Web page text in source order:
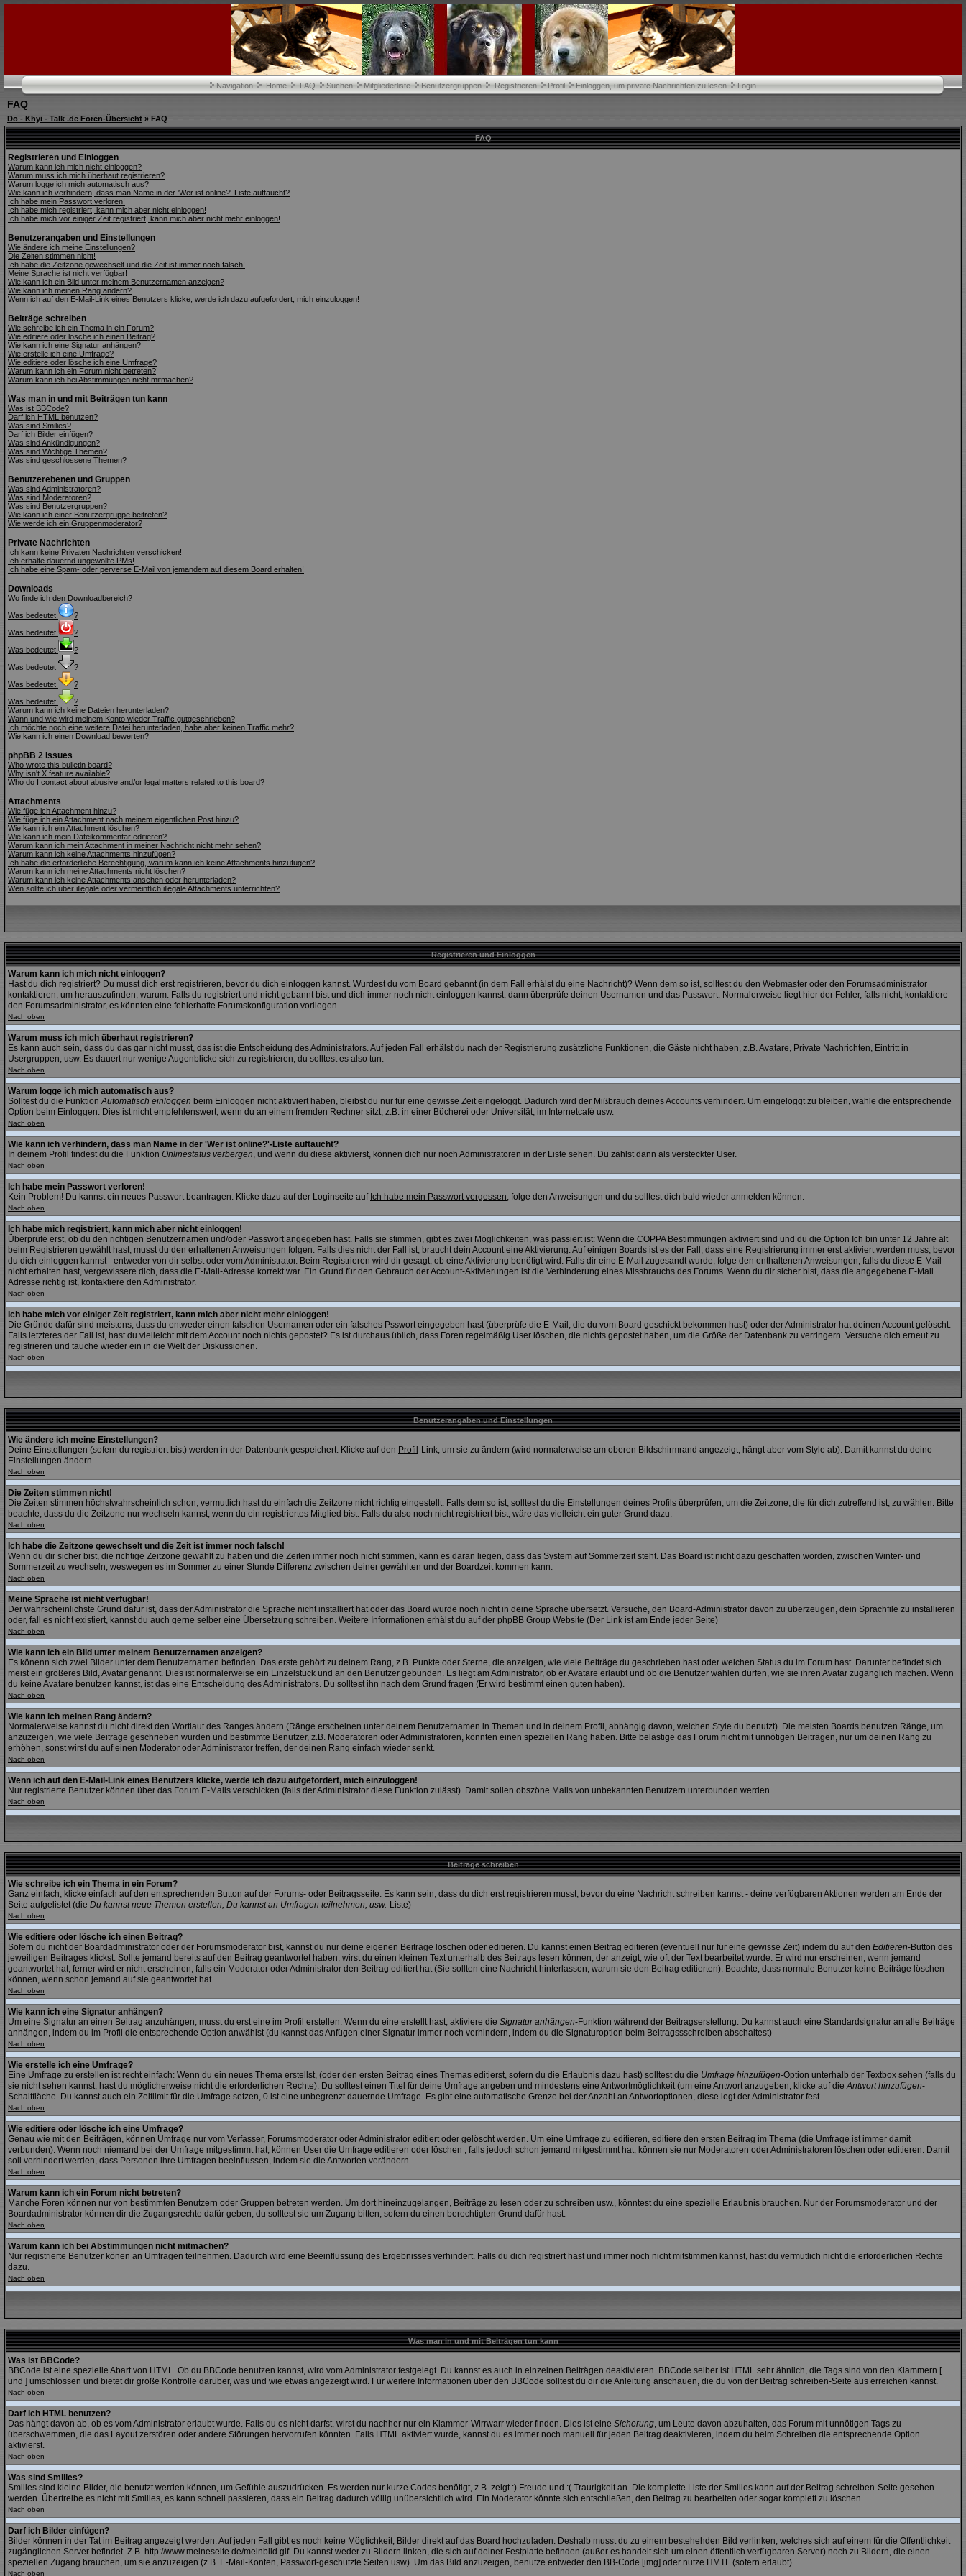
Navigation Home FAQ Suchen Mitgliederliste Benutzergruppen Registrieren Profil Einloggen, um private Nachrichten zu lesen Login
FAQ
Do - Khyi - Talk .de Foren-Übersicht » FAQ
FAQ
Registrieren und Einloggen
Warum kann ich mich nicht einloggen?
Warum muss ich mich überhaut registrieren?
Warum logge ich mich automatisch aus?
Wie kann ich verhindern, dass man Name in der 'Wer ist online?'-Liste auftaucht?
Ich habe mein Passwort verloren!
Ich habe mich registriert, kann mich aber nicht einloggen!
Ich habe mich vor einiger Zeit registriert, kann mich aber nicht mehr einloggen!
Benutzerangaben und Einstellungen
Wie ändere ich meine Einstellungen?
Die Zeiten stimmen nicht!
Ich habe die Zeitzone gewechselt und die Zeit ist immer noch falsch!
Meine Sprache ist nicht verfügbar!
Wie kann ich ein Bild unter meinem Benutzernamen anzeigen?
Wie kann ich meinen Rang ändern?
Wenn ich auf den E-Mail-Link eines Benutzers klicke, werde ich dazu aufgefordert, mich einzuloggen!
Beiträge schreiben
Wie schreibe ich ein Thema in ein Forum?
Wie editiere oder lösche ich einen Beitrag?
Wie kann ich eine Signatur anhängen?
Wie erstelle ich eine Umfrage?
Wie editiere oder lösche ich eine Umfrage?
Warum kann ich ein Forum nicht betreten?
Warum kann ich bei Abstimmungen nicht mitmachen?
Was man in und mit Beiträgen tun kann
Was ist BBCode?
Darf ich HTML benutzen?
Was sind Smilies?
Darf ich Bilder einfügen?
Was sind Ankündigungen?
Was sind Wichtige Themen?
Was sind geschlossene Themen?
Benutzerebenen und Gruppen
Was sind Administratoren?
Was sind Moderatoren?
Was sind Benutzergruppen?
Wie kann ich einer Benutzergruppe beitreten?
Wie werde ich ein Gruppenmoderator?
Private Nachrichten
Ich kann keine Privaten Nachrichten verschicken!
Ich erhalte dauernd ungewollte PMs!
Ich habe eine Spam- oder perverse E-Mail von jemandem auf diesem Board erhalten!
Downloads
Wo finde ich den Downloadbereich?
Was bedeutet
?
Was bedeutet
?
Was bedeutet
?
Was bedeutet
?
Was bedeutet
?
Was bedeutet
?
Warum kann ich keine Dateien herunterladen?
Wann und wie wird meinem Konto wieder Traffic gutgeschrieben?
Ich möchte noch eine weitere Datei herunterladen, habe aber keinen Traffic mehr?
Wie kann ich einen Download bewerten?
phpBB 2 Issues
Who wrote this bulletin board?
Why isn't X feature available?
Who do I contact about abusive and/or legal matters related to this board?
Attachments
Wie füge ich Attachment hinzu?
Wie füge ich ein Attachment nach meinem eigentlichen Post hinzu?
Wie kann ich ein Attachment löschen?
Wie kann ich mein Dateikommentar editieren?
Warum kann ich mein Attachment in meiner Nachricht nicht mehr sehen?
Warum kann ich keine Attachments hinzufügen?
Ich habe die erforderliche Berechtigung, warum kann ich keine Attachments hinzufügen?
Warum kann ich meine Attachments nicht löschen?
Warum kann ich keine Attachments ansehen oder herunterladen?
Wen sollte ich über illegale oder vermeintlich illegale Attachments unterrichten?
Registrieren und Einloggen
Warum kann ich mich nicht einloggen?
Hast du dich registriert? Du musst dich erst registrieren, bevor du dich einloggen kannst. Wurdest du vom Board gebannt (in dem Fall erhälst du eine Nachricht)? Wenn dem so ist, solltest du den Webmaster oder den Forumsadministrator
kontaktieren, um herauszufinden, warum. Falls du registriert und nicht gebannt bist und dich immer noch nicht einloggen kannst, dann überprüfe deinen Usernamen und das Passwort. Normalerweise liegt hier der Fehler, falls nicht, kontaktiere
den Forumsadministrator, es könnten eine fehlerhafte Forumskonfiguration vorliegen.
Nach oben
Warum muss ich mich überhaut registrieren?
Es kann auch sein, dass du das gar nicht musst, das ist die Entscheidung des Administrators. Auf jeden Fall erhälst du nach der Registrierung zusätzliche Funktionen, die Gäste nicht haben, z.B. Avatare, Private Nachrichten, Eintritt in
Usergruppen, usw. Es dauert nur wenige Augenblicke sich zu registrieren, du solltest es also tun.
Nach oben
Warum logge ich mich automatisch aus?
Solltest du die FunktionAutomatisch einloggen beim Einloggen nicht aktiviert haben, bleibst du nur für eine gewisse Zeit eingeloggt. Dadurch wird der Mißbrauch deines Accounts verhindert. Um eingeloggt zu bleiben, wähle die entsprechende
Option beim Einloggen. Dies ist nicht empfehlenswert, wenn du an einem fremden Rechner sitzt, z.B. in einer Bücherei oder Universität, im Internetcafé usw.
Nach oben
Wie kann ich verhindern, dass man Name in der 'Wer ist online?'-Liste auftaucht?
In deinem Profil findest du die Funktion Onlinestatus verbergen, und wenn du diese aktivierst, können dich nur noch Administratoren in der Liste sehen. Du zählst dann als versteckter User.
Nach oben
Ich habe mein Passwort verloren!
Kein Problem! Du kannst ein neues Passwort beantragen. Klicke dazu auf der Loginseite auf Ich habe mein Passwort vergessen, folge den Anweisungen und du solltest dich bald wieder anmelden können.
Nach oben
Ich habe mich registriert, kann mich aber nicht einloggen!
Überprüfe erst, ob du den richtigen Benutzernamen und/oder Passwort angegeben hast. Falls sie stimmen, gibt es zwei Möglichkeiten, was passiert ist: Wenn die COPPA Bestimmungen aktiviert sind und du die Option Ich bin unter 12 Jahre alt
beim Registrieren gewählt hast, musst du den erhaltenen Anweisungen folgen. Falls dies nicht der Fall ist, braucht dein Account eine Aktivierung. Auf einigen Boards ist es der Fall, dass eine Registrierung immer erst aktiviert werden muss, bevor
du dich einloggen kannst - entweder von dir selbst oder vom Administrator. Beim Registrieren wird dir gesagt, ob eine Aktivierung benötigt wird. Falls dir eine E-Mail zugesandt wurde, folge den enthaltenen Anweisungen, falls du diese E-Mail
nicht erhalten hast, vergewissere dich, dass die E-Mail-Adresse korrekt war. Ein Grund für den Gebrauch der Account-Aktivierungen ist die Verhinderung eines Missbrauchs des Forums. Wenn du dir sicher bist, dass die angegebene E-Mail
Adresse richtig ist, kontaktiere den Administrator.
Nach oben
Ich habe mich vor einiger Zeit registriert, kann mich aber nicht mehr einloggen!
Die Gründe dafür sind meistens, dass du entweder einen falschen Usernamen oder ein falsches Psswort eingegeben hast (überprüfe die E-Mail, die du vom Board geschickt bekommen hast) oder der Administrator hat deinen Account gelöscht.
Falls letzteres der Fall ist, hast du vielleicht mit dem Account noch nichts gepostet? Es ist durchaus üblich, dass Foren regelmäßig User löschen, die nichts gepostet haben, um die Größe der Datenbank zu verringern. Versuche dich erneut zu
registrieren und tauche wieder ein in die Welt der Diskussionen.
Nach oben
Benutzerangaben und Einstellungen
Wie ändere ich meine Einstellungen?
Deine Einstellungen (sofern du registriert bist) werden in der Datenbank gespeichert. Klicke auf den Profil -Link, um sie zu ändern (wird normalerweise am oberen Bildschirmrand angezeigt, hängt aber vom Style ab). Damit kannst du deine
Einstellungen ändern
Nach oben
Die Zeiten stimmen nicht!
Die Zeiten stimmen höchstwahrscheinlich schon, vermutlich hast du einfach die Zeitzone nicht richtig eingestellt. Falls dem so ist, solltest du die Einstellungen deines Profils überprüfen, um die Zeitzone, die für dich zutreffend ist, zu wählen. Bitte
beachte, dass du die Zeitzone nur wechseln kannst, wenn du ein registriertes Mitglied bist. Falls du also noch nicht registriert bist, wäre das vielleicht ein guter Grund dazu.
Nach oben
Ich habe die Zeitzone gewechselt und die Zeit ist immer noch falsch!
Wenn du dir sicher bist, die richtige Zeitzone gewählt zu haben und die Zeiten immer noch nicht stimmen, kann es daran liegen, dass das System auf Sommerzeit steht. Das Board ist nicht dazu geschaffen worden, zwischen Winter- und
Sommerzeit zu wechseln, weswegen es im Sommer zu einer Stunde Differenz zwischen deiner gewählten und der Boardzeit kommen kann.
Nach oben
Meine Sprache ist nicht verfügbar!
Der wahrscheinlichste Grund dafür ist, dass der Administrator die Sprache nicht installiert hat oder das Board wurde noch nicht in deine Sprache übersetzt. Versuche, den Board-Administrator davon zu überzeugen, dein Sprachfile zu installieren
oder, fall es nicht existiert, kannst du auch gerne selber eine Übersetzung schreiben. Weitere Informationen erhälst du auf der phpBB Group Website (Der Link ist am Ende jeder Seite)
Nach oben
Wie kann ich ein Bild unter meinem Benutzernamen anzeigen?
Es könenn sich zwei Bilder unter dem Benutzernamen befinden. Das erste gehört zu deinem Rang, z.B. Punkte oder Sterne, die anzeigen, wie viele Beiträge du geschrieben hast oder welchen Status du im Forum hast. Darunter befindet sich
meist ein größeres Bild, Avatar genannt. Dies ist normalerweise ein Einzelstück und an den Benutzer gebunden. Es liegt am Administrator, ob er Avatare erlaubt und ob die Benutzer wählen dürfen, wie sie ihren Avatar zugänglich machen. Wenn
du keine Avatare benutzen kannst, ist das eine Entscheidung des Administrators. Du solltest ihn nach dem Grund fragen (Er wird bestimmt einen guten haben).
Nach oben
Wie kann ich meinen Rang ändern?
Normalerweise kannst du nicht direkt den Wortlaut des Ranges ändern (Ränge erscheinen unter deinem Benutzernamen in Themen und in deinem Profil, abhängig davon, welchen Style du benutzt). Die meisten Boards benutzen Ränge, um
anzuzeigen, wie viele Beiträge geschrieben wurden und bestimmte Benutzer, z.B. Moderatoren oder Administratoren, könnten einen speziellen Rang haben. Bitte belästige das Forum nicht mit unnötigen Beiträgen, nur um deinen Rang zu
erhöhen, sonst wirst du auf einen Moderator oder Administrator treffen, der deinen Rang einfach wieder senkt.
Nach oben
Wenn ich auf den E-Mail-Link eines Benutzers klicke, werde ich dazu aufgefordert, mich einzuloggen!
Nur registrierte Benutzer können über das Forum E-Mails verschicken (falls der Administrator diese Funktion zulässt). Damit sollen obszöne Mails von unbekannten Benutzern unterbunden werden.
Nach oben
Beiträge schreiben
Wie schreibe ich ein Thema in ein Forum?
Ganz einfach, klicke einfach auf den entsprechenden Button auf der Forums- oder Beitragsseite. Es kann sein, dass du dich erst registrieren musst, bevor du eine Nachricht schreiben kannst - deine verfügbaren Aktionen werden am Ende der
Seite aufgelistet (die Du kannst neue Themen erstellen, Du kannst an Umfragen teilnehmen, usw.-Liste)
Nach oben
Wie editiere oder lösche ich einen Beitrag?
Sofern du nicht der Boardadministrator oder der Forumsmoderator bist, kannst du nur deine eigenen Beiträge löschen oder editieren. Du kannst einen Beitrag editieren (eventuell nur für eine gewisse Zeit) indem du auf den Editieren-Button des
jeweiligen Beitrages klickst. Sollte jemand bereits auf den Beitrag geantwortet haben, wirst du einen kleinen Text unterhalb des Beitrags lesen können, der anzeigt, wie oft der Text bearbeitet wurde. Er wird nur erscheinen, wenn jemand
geantwortet hat, ferner wird er nicht erscheinen, falls ein Moderator oder Administrator den Beitrag editiert hat (Sie sollten eine Nachricht hinterlassen, warum sie den Beitrag editierten). Beachte, dass normale Benutzer keine Beiträge löschen
können, wenn schon jemand auf sie geantwortet hat.
Nach oben
Wie kann ich eine Signatur anhängen?
Um eine Signatur an einen Beitrag anzuhängen, musst du erst eine im Profil erstellen. Wenn du eine erstellt hast, aktiviere die Signatur anhängen-Funktion während der Beitragserstellung. Du kannst auch eine Standardsignatur an alle Beiträge
anhängen, indem du im Profil die entsprechende Option anwählst (du kannst das Anfügen einer Signatur immer noch verhindern, indem du die Signaturoption beim Beitragssschreiben abschaltest)
Nach oben
Wie erstelle ich eine Umfrage?
Eine Umfrage zu erstellen ist recht einfach: Wenn du ein neues Thema erstellst, (oder den ersten Beitrag eines Themas editierst, sofern du die Erlaubnis dazu hast) solltest du die Umfrage hinzufügen-Option unterhalb der Textbox sehen (falls du
sie nicht sehen kannst, hast du möglicherweise nicht die erforderlichen Rechte). Du solltest einen Titel für deine Umfrage angeben und mindestens eine Antwortmöglichkeit (um eine Antwort anzugeben, klicke auf dieAntwort hinzufügen-
Schaltfläche. Du kannst auch ein Zeitlimit für die Umfrage setzen, 0 ist eine unbegrenzt dauernde Umfrage. Es gibt eine automatische Grenze bei der Anzahl an Antwortoptionen, diese legt der Administrator fest.
Nach oben
Wie editiere oder lösche ich eine Umfrage?
Genau wie mit den Beiträgen, können Umfrage nur vom Verfasser, Forumsmoderator oder Administrator editiert oder gelöscht werden. Um eine Umfrage zu editieren, editiere den ersten Beitrag im Thema (die Umfrage ist immer damit
verbunden). Wenn noch niemand bei der Umfrage mitgestimmt hat, können User die Umfrage editieren oder löschen , falls jedoch schon jemand mitgestimmt hat, können sie nur Moderatoren oder Administratoren löschen oder editieren. Damit
soll verhindert werden, dass Personen ihre Umfragen beeinflussen, indem sie die Antworten verändern.
Nach oben
Warum kann ich ein Forum nicht betreten?
Manche Foren können nur von bestimmten Benutzern oder Gruppen betreten werden. Um dort hineinzugelangen, Beiträge zu lesen oder zu schreiben usw., könntest du eine spezielle Erlaubnis brauchen. Nur der Forumsmoderator und der
Boardadministrator können dir die Zugangsrechte dafür geben, du solltest sie um Zugang bitten, sofern du einen berechtigten Grund dafür hast.
Nach oben
Warum kann ich bei Abstimmungen nicht mitmachen?
Nur registrierte Benutzer könen an Umfragen teilnehmen. Dadurch wird eine Beeinflussung des Ergebnisses verhindert. Falls du dich registriert hast und immer noch nicht mitstimmen kannst, hast du vermutlich nicht die erforderlichen Rechte
dazu.
Nach oben
Was man in und mit Beiträgen tun kann
Was ist BBCode?
BBCode ist eine spezielle Abart von HTML. Ob du BBCode benutzen kannst, wird vom Administrator festgelegt. Du kannst es auch in einzelnen Beiträgen deaktivieren. BBCode selber ist HTML sehr ähnlich, die Tags sind von den Klammern [
und ] umschlossen und bietet dir große Kontrolle darüber, was und wie etwas angezeigt wird. Für weitere Informationen über den BBCode solltest du dir die Anleitung anschauen, die du von der Beitrag schreiben-Seite aus erreichen kannst.
Nach oben
Darf ich HTML benutzen?
Das hängt davon ab, ob es vom Administrator erlaubt wurde. Falls du es nicht darfst, wirst du nachher nur ein Klammer-Wirrwarr wieder finden. Dies ist eine Sicherung, um Leute davon abzuhalten, das Forum mit unnötigen Tags zu
überschwemmen, die das Layout zerstören oder andere Störungen hervorrufen könnten. Falls HTML aktiviert wurde, kannst du es immer noch manuell für jeden Beitrag deaktivieren, indem du beim Schreiben die entsprechende Option
aktivierst.
Nach oben
Was sind Smilies?
Smilies sind kleine Bilder, die benutzt werden können, um Gefühle auszudrücken. Es werden nur kurze Codes benötigt, z.B. zeigt :) Freude und :( Traurigkeit an. Die komplette Liste der Smilies kann auf der Beitrag schreiben-Seite gesehen
werden. Übertreibe es nicht mit Smilies, es kann schnell passieren, dass ein Beitrag dadurch völlig unübersichtlich wird. Ein Moderator könnte sich entschließen, den Beitrag zu bearbeiten oder sogar komplett zu löschen.
Nach oben
Darf ich Bilder einfügen?
Bilder können in der Tat im Beitrag angezeigt werden. Auf jeden Fall gibt es noch keine Möglichkeit, Bilder direkt auf das Board hochzuladen. Deshalb musst du zu einem bestehehden Bild verlinken, welches sich auf einem für die Öffentlichkeit
zugänglichen Server befindet. Z.B. http://www.meineseite.de/meinbild.gif. Du kannst weder zu Bildern linken, die sich auf deiner Festplatte befinden (außer es handelt sich um einen öffentlich verfügbaren Server) noch zu Bildern, die einen
speziellen Zugang brauchen, um sie anzuzeigen (z.B. E-Mail-Konten, Passwort-geschützte Seiten usw). Um das Bild anzuzeigen, benutze entweder den BB-Code [img] oder nutze HMTL (sofern erlaubt).
Nach oben